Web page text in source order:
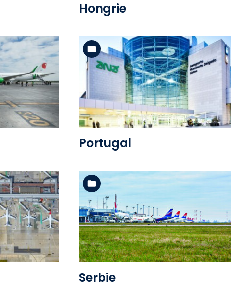
Hongrie
Voir l'album
Portugal
Voir l'album
Serbie